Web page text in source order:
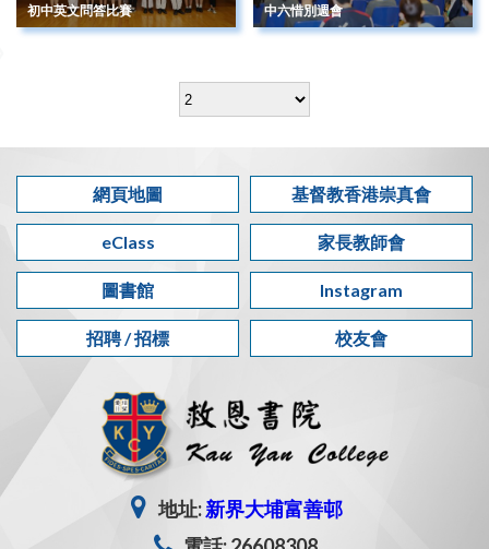
初中英文問答比賽 中六惜別週會
網頁地圖 基督教香港崇真會
eClass 家長教師會
圖書館 Instagram
招聘 / 招標 校友會
地址:新界大埔富善邨